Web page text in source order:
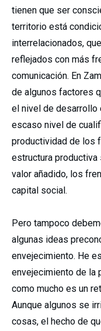
tienen que ser
territorio está
interrelacionados,
reflejados con más
comunicación. En
de algunos factores
el nivel de desarrollo
escaso nivel de
productividad de los
estructura
valor añadido, los
capital social.
Pero tampoco
algunas ideas
envejecimiento. He
envejecimiento de la
como mucho es un
Aunque algunos se
cosas, el hecho de